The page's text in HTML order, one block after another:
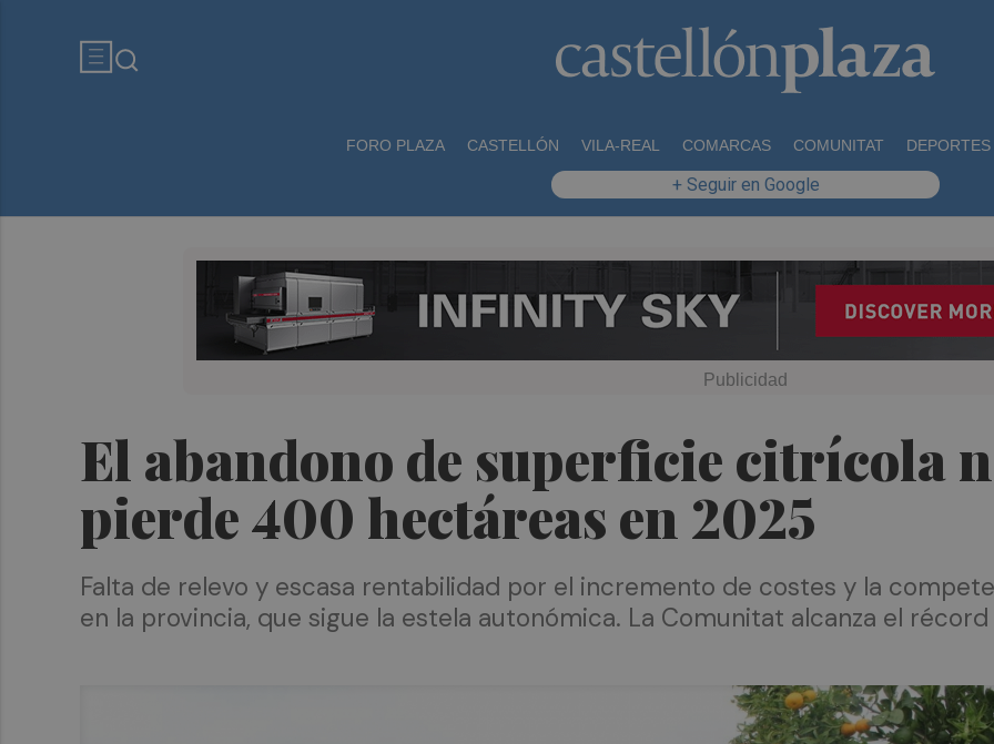
FORO PLAZA CASTELLÓN VILA-REAL COMARCAS COMUNITAT DEPORTES
+ Seguir en Google
El abandono de superficie citrícola
pierde 400 hectáreas en 2025
Falta de relevo y escasa rentabilidad por el incremento de costes y la
en la provincia, que sigue la estela autonómica. La Comunitat alcanza el